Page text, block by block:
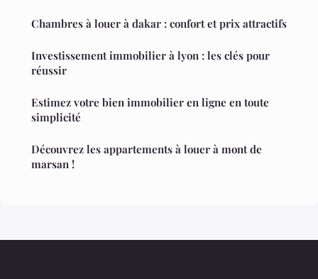
Chambres à louer à dakar : confort et prix attractifs
Investissement immobilier à lyon : les clés pour
réussir
Estimez votre bien immobilier en ligne en toute
simplicité
Découvrez les appartements à louer à mont de
marsan !